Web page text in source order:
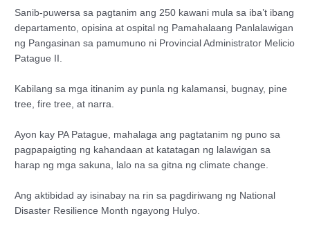
Sanib-puwersa sa pagtanim ang 250 kawani mula sa iba’t ibang
departamento, opisina at ospital ng Pamahalaang Panlalawigan
ng Pangasinan sa pamumuno ni Provincial Administrator Melicio
Patague II.
Kabilang sa mga itinanim ay punla ng kalamansi, bugnay, pine
tree, fire tree, at narra.
Ayon kay PA Patague, mahalaga ang pagtatanim ng puno sa
pagpapaigting ng kahandaan at katatagan ng lalawigan sa
harap ng mga sakuna, lalo na sa gitna ng climate change.
Ang aktibidad ay isinabay na rin sa pagdiriwang ng National
Disaster Resilience Month ngayong Hulyo.